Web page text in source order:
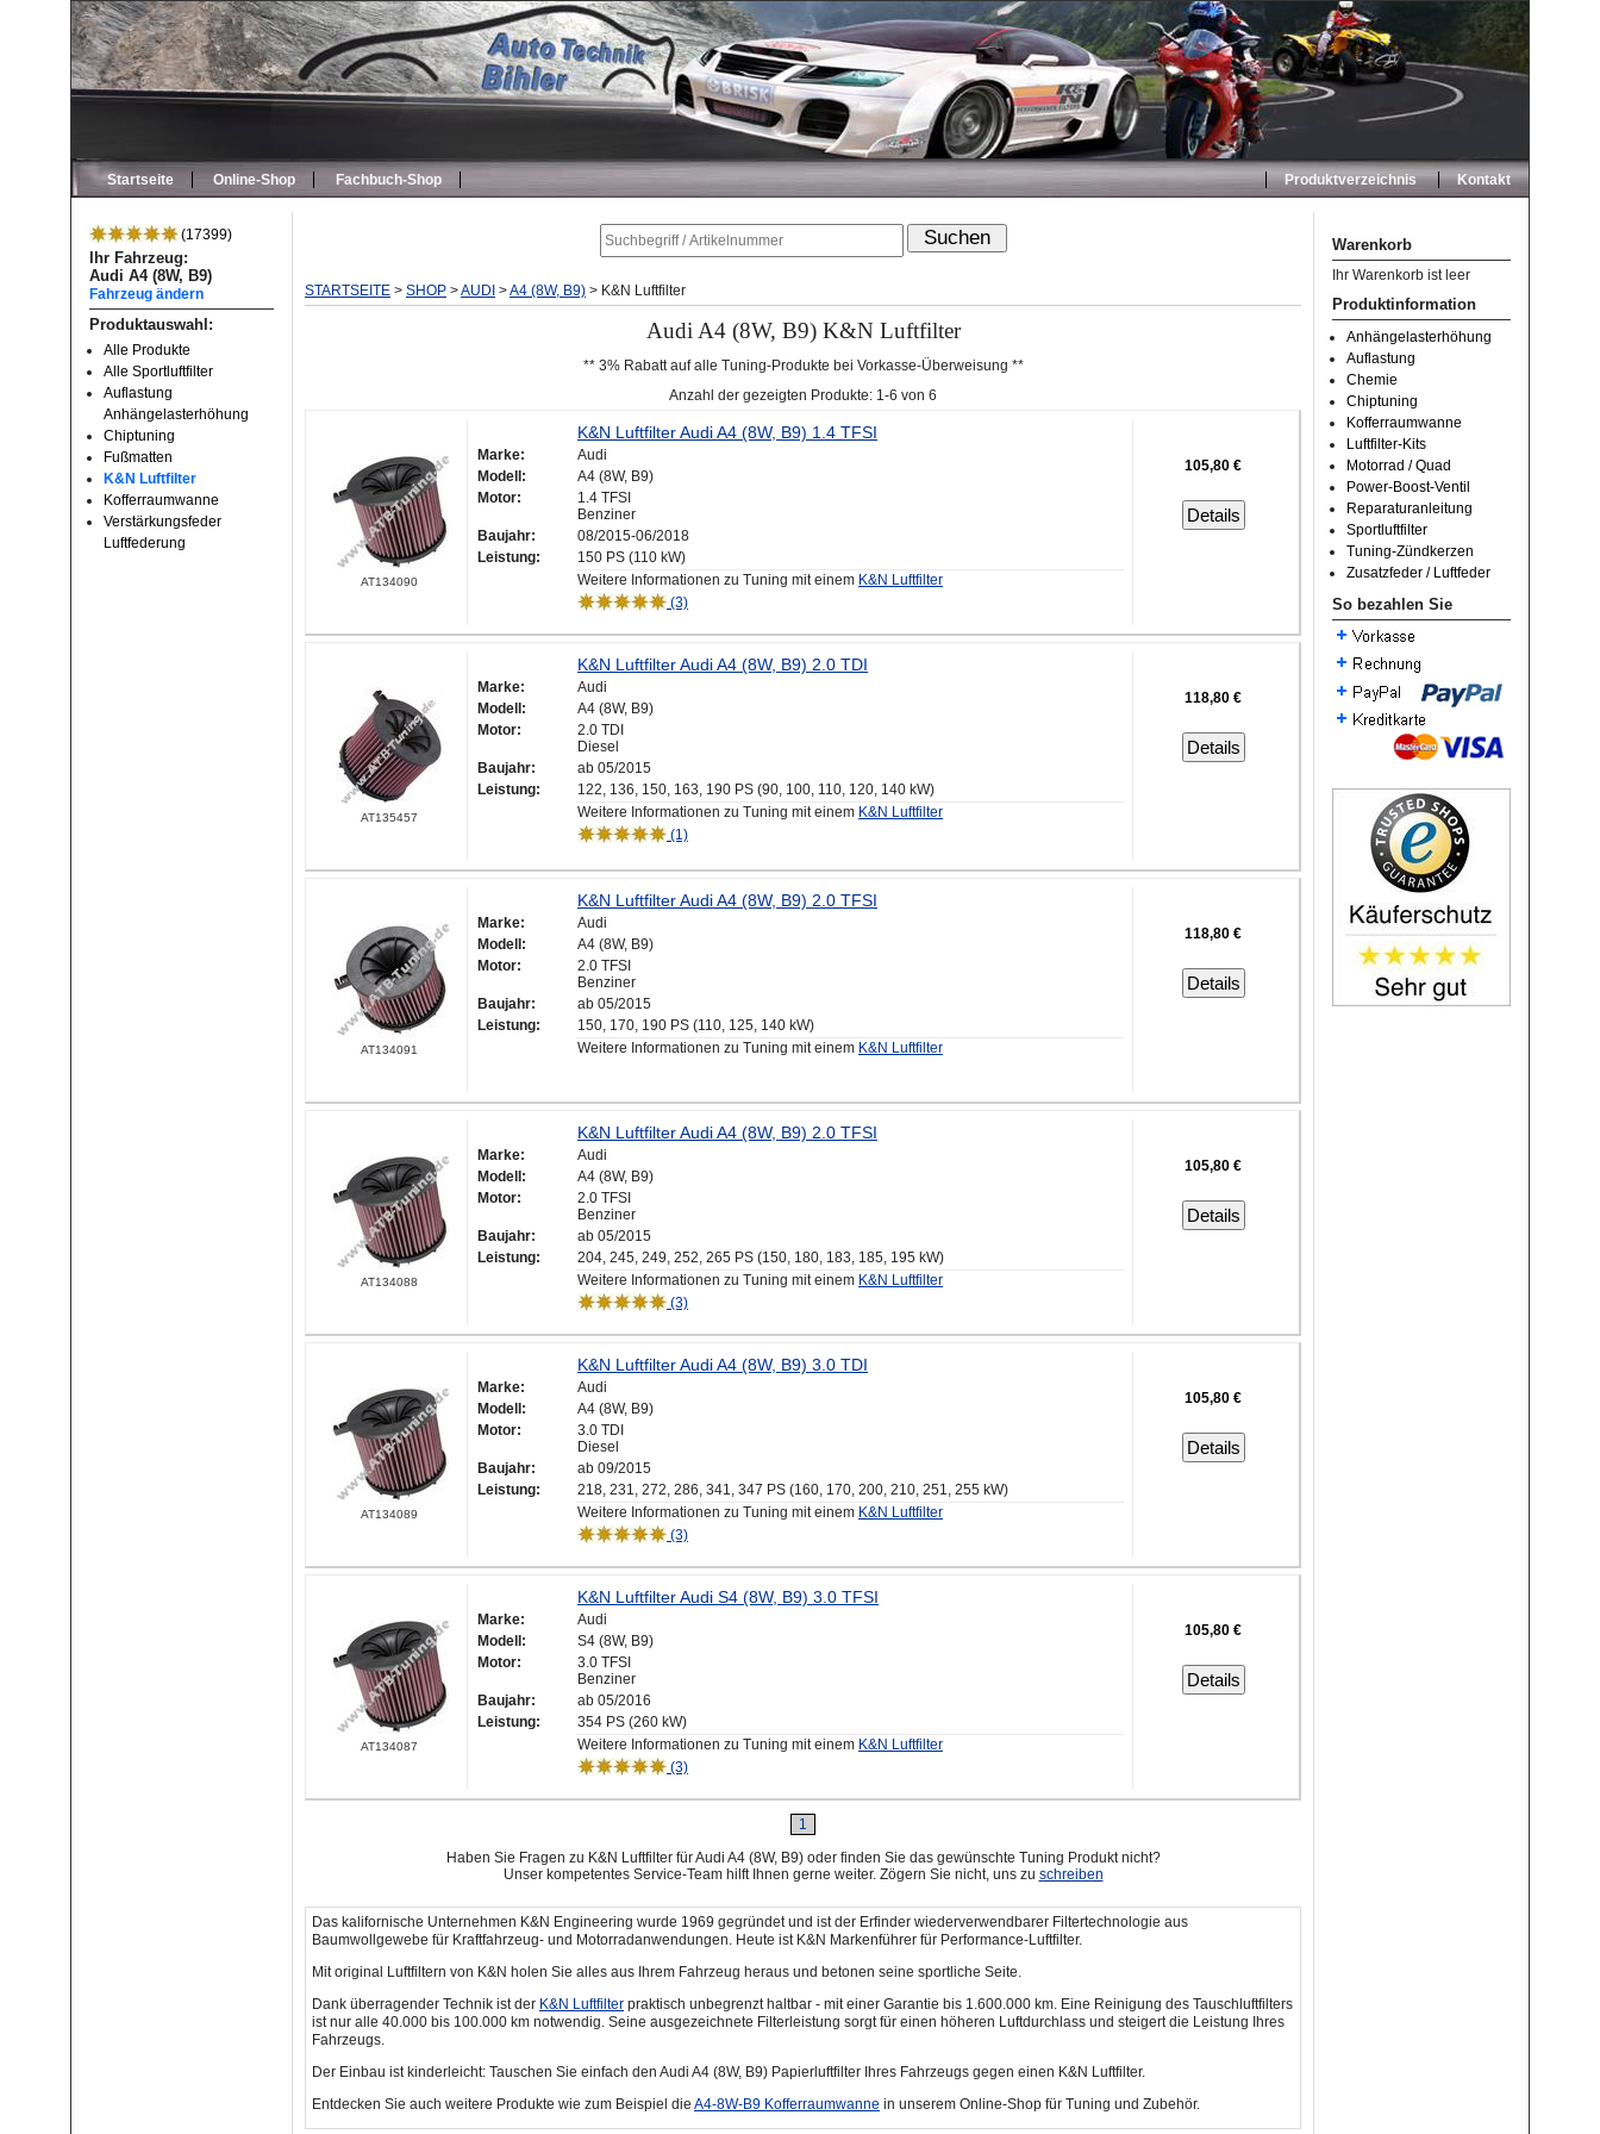
Startseite Online-Shop Fachbuch-Shop Produktverzeichnis Kontakt
(17399)
Ihr Fahrzeug:
Audi A4 (8W, B9)
Fahrzeug ändern
Produktauswahl:
Alle Produkte
Alle Sportluftfilter
Auflastung
Anhängelasterhöhung
Chiptuning
Fußmatten
K&N Luftfilter
Kofferraumwanne
Verstärkungsfeder
Luftfederung
Warenkorb
Ihr Warenkorb ist leer
Produktinformation
Anhängelasterhöhung
Auflastung
Chemie
Chiptuning
Kofferraumwanne
Luftfilter-Kits
Motorrad / Quad
Power-Boost-Ventil
Reparaturanleitung
Sportluftfilter
Tuning-Zündkerzen
Zusatzfeder / Luftfeder
So bezahlen Sie
STARTSEITE > SHOP >AUDI >A4 (8W, B9) > K&N Luftfilter
Audi A4 (8W, B9) K&N Luftfilter
** 3% Rabatt auf alle Tuning-Produkte bei Vorkasse-Überweisung **
Anzahl der gezeigten Produkte: 1-6 von 6
AT134090
K&N Luftfilter Audi A4 (8W, B9) 1.4 TFSI
Marke:
Audi
Modell:
A4 (8W, B9)
Motor:
1.4 TFSI
Benziner
Baujahr:
08/2015-06/2018
Leistung:
150 PS (110 kW)
Weitere Informationen zu Tuning mit einem K&N Luftfilter
(3)
105,80 €
Details
AT135457
K&N Luftfilter Audi A4 (8W, B9) 2.0 TDI
Marke:
Audi
Modell:
A4 (8W, B9)
Motor:
2.0 TDI
Diesel
Baujahr:
ab 05/2015
Leistung:
122, 136, 150, 163, 190 PS (90, 100, 110, 120, 140 kW)
Weitere Informationen zu Tuning mit einem K&N Luftfilter
(1)
118,80 €
Details
AT134091
K&N Luftfilter Audi A4 (8W, B9) 2.0 TFSI
Marke:
Audi
Modell:
A4 (8W, B9)
Motor:
2.0 TFSI
Benziner
Baujahr:
ab 05/2015
Leistung:
150, 170, 190 PS (110, 125, 140 kW)
Weitere Informationen zu Tuning mit einem K&N Luftfilter
118,80 €
Details
AT134088
K&N Luftfilter Audi A4 (8W, B9) 2.0 TFSI
Marke:
Audi
Modell:
A4 (8W, B9)
Motor:
2.0 TFSI
Benziner
Baujahr:
ab 05/2015
Leistung:
204, 245, 249, 252, 265 PS (150, 180, 183, 185, 195 kW)
Weitere Informationen zu Tuning mit einem K&N Luftfilter
(3)
105,80 €
Details
AT134089
K&N Luftfilter Audi A4 (8W, B9) 3.0 TDI
Marke:
Audi
Modell:
A4 (8W, B9)
Motor:
3.0 TDI
Diesel
Baujahr:
ab 09/2015
Leistung:
218, 231, 272, 286, 341, 347 PS (160, 170, 200, 210, 251, 255 kW)
Weitere Informationen zu Tuning mit einem K&N Luftfilter
(3)
105,80 €
Details
AT134087
K&N Luftfilter Audi S4 (8W, B9) 3.0 TFSI
Marke:
Audi
Modell:
S4 (8W, B9)
Motor:
3.0 TFSI
Benziner
Baujahr:
ab 05/2016
Leistung:
354 PS (260 kW)
Weitere Informationen zu Tuning mit einem K&N Luftfilter
(3)
105,80 €
Details
1
Haben Sie Fragen zu K&N Luftfilter für Audi A4 (8W, B9) oder finden Sie das gewünschte Tuning Produkt nicht?
Unser kompetentes Service-Team hilft Ihnen gerne weiter. Zögern Sie nicht, uns zu schreiben
Das kalifornische Unternehmen K&N Engineering wurde 1969 gegründet und ist der Erfinder wiederverwendbarer Filtertechnologie aus
Baumwollgewebe für Kraftfahrzeug- und Motorradanwendungen. Heute ist K&N Markenführer für Performance-Luftfilter.
Mit original Luftfiltern von K&N holen Sie alles aus Ihrem Fahrzeug heraus und betonen seine sportliche Seite.
Dank überragender Technik ist der K&N Luftfilter praktisch unbegrenzt haltbar - mit einer Garantie bis 1.600.000 km. Eine Reinigung des Tauschluftfilters
ist nur alle 40.000 bis 100.000 km notwendig. Seine ausgezeichnete Filterleistung sorgt für einen höheren Luftdurchlass und steigert die Leistung Ihres
Fahrzeugs.
Der Einbau ist kinderleicht: Tauschen Sie einfach den Audi A4 (8W, B9) Papierluftfilter Ihres Fahrzeugs gegen einen K&N Luftfilter.
Entdecken Sie auch weitere Produkte wie zum Beispiel die A4-8W-B9 Kofferraumwanne in unserem Online-Shop für Tuning und Zubehör.